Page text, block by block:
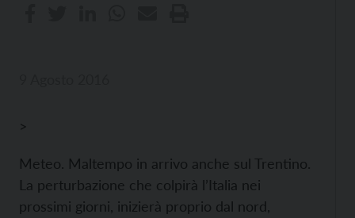
>
Meteo. Maltempo in arrivo anche sul Trentino.
La perturbazione che colpirà l’Italia nei
prossimi giorni, inizierà proprio dal nord,